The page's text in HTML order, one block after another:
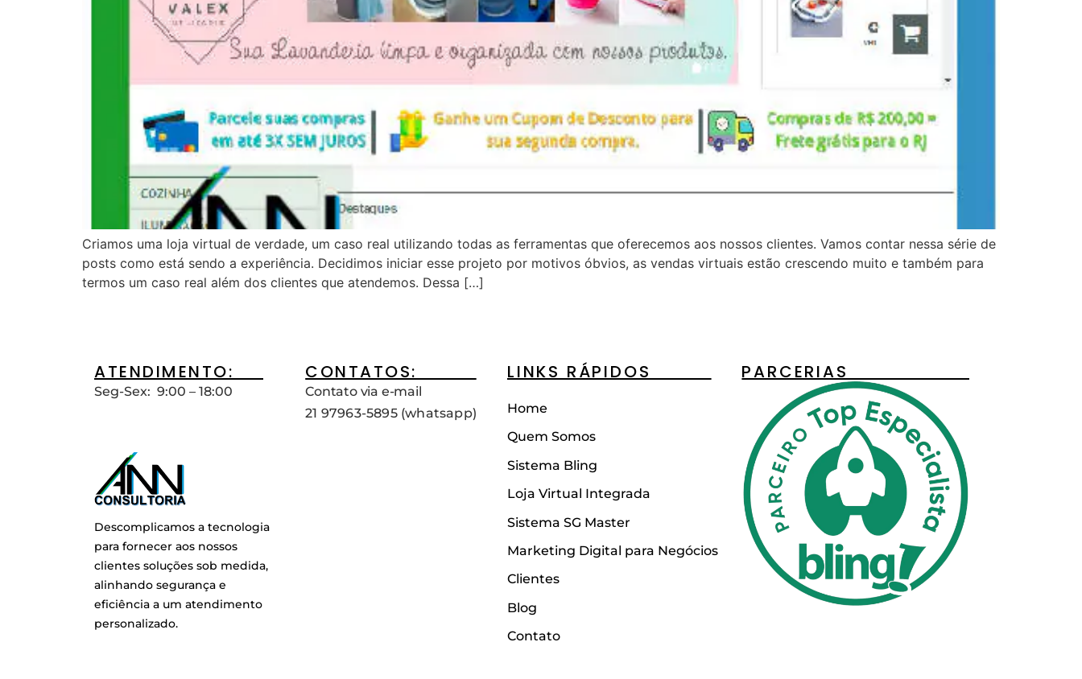
Criamos uma loja virtual de verdade, um caso real utilizando todas as ferramentas que oferecemos aos nossos clientes. Vamos contar nessa série de
posts como está sendo a experiência. Decidimos iniciar esse projeto por motivos óbvios, as vendas virtuais estão crescendo muito e também para
termos um caso real além dos clientes que atendemos. Dessa […]
ATENDIMENTO:__
Seg-Sex: 9:00 – 18:00
Descomplicamos a tecnologia
para fornecer aos nossos
clientes soluções sob medida,
alinhando segurança e
eficiência a um atendimento
personalizado.
CONTATOS:____
Contato via e-mail
21 97963-5895 (whatsapp)
LINKS RÁPIDOS____
Home
Quem Somos
Sistema Bling
Loja Virtual Integrada
Sistema SG Master
Marketing Digital para Negócios
Clientes
Blog
Contato
PARCERIAS________